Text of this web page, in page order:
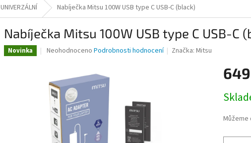
UNIVERZÁLNÍ Nabíječka Mitsu 100W USB type C USB-C (black)
Nabíječka Mitsu 100W USB type C USB-C
Novinka
Průměrné
0,0
z
hvězdiček.
Neohodnoceno Podrobnosti hodnocení Značka:Mitsu
cena:
Můžeme